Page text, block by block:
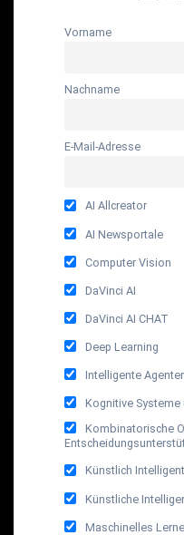
Vorname
Nachname
E-Mail-Adresse
AI Allcreator
AI Newsportale
Computer Vision
DaVinci AI
DaVinci AI CHAT
Deep Learning
Intelligente
Kognitive
Kombinatorische
Künstlich
Künstliche
Maschinelles